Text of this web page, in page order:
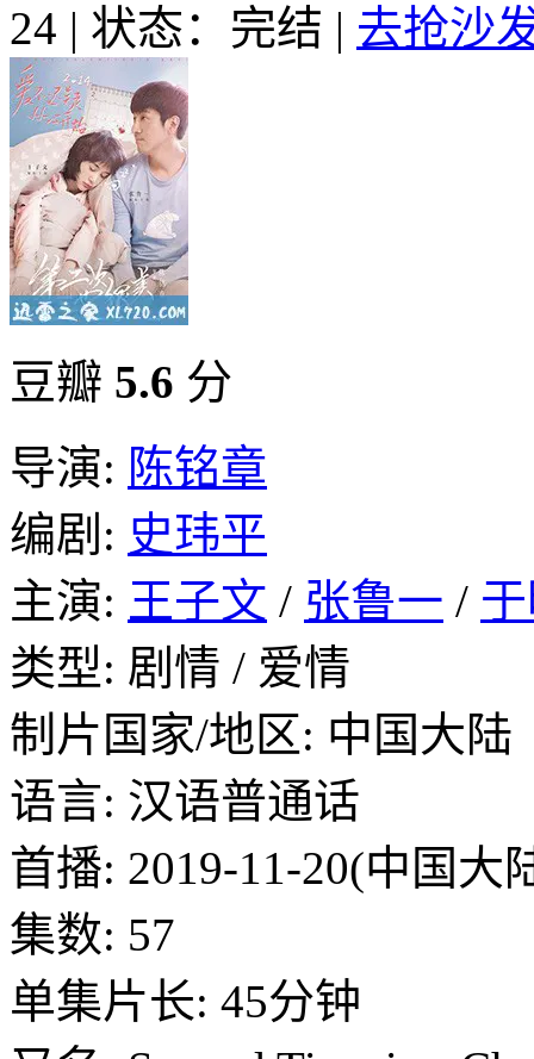
24 | 状态：完结 | 去抢沙
豆瓣 5.6 分
导演: 陈铭章
编剧: 史玮平
主演: 王子文 / 张鲁一 /
类型: 剧情 / 爱情
制片国家/地区: 中国大陆
语言: 汉语普通话
首播: 2019-11-20(中国大
集数: 57
单集片长: 45分钟